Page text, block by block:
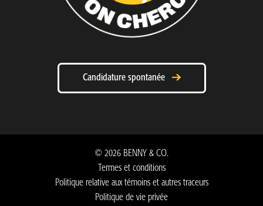
Candidature spontanée
© 2026 BENNY & CO.
Termes et conditions
Politique relative aux témoins et autres traceurs
Politique de vie privée